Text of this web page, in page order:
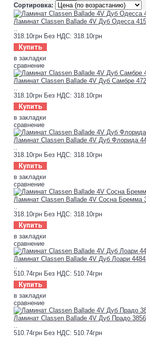
Сортировка:
Ламинат Classen Ballade 4V Дуб Одесcа
318.10грн Без НДС: 318.10грн
Купить
в закладки
сравнение
Ламинат Classen Ballade 4V Дуб Самбре
318.10грн Без НДС: 318.10грн
Купить
в закладки
сравнение
Ламинат Classen Ballade 4V Дуб Флорида
318.10грн Без НДС: 318.10грн
Купить
в закладки
сравнение
Ламинат Classen Ballade 4V Сосна Бремма
318.10грн Без НДС: 318.10грн
Купить
в закладки
сравнение
Ламинат Classen Ballade 4V Дуб Лоари
510.74грн Без НДС: 510.74грн
Купить
в закладки
сравнение
Ламинат Classen Ballade 4V Дуб Прадо
510.74грн Без НДС: 510.74грн